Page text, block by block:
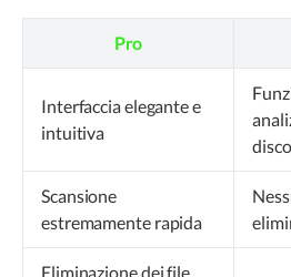
Pro
Interfaccia elegante e
intuitiva
disco
Scansione
estremamente rapida
Eliminazione dei file